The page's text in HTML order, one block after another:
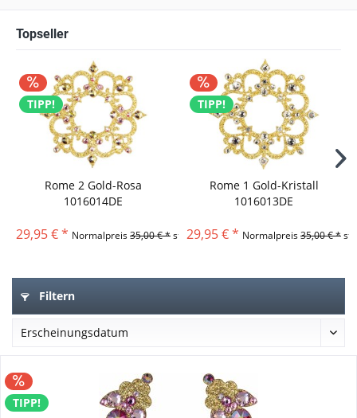
Topseller
TIPP!
Rome 2 Gold-Rosa
1016014DE
29,95 € * Normalpreis35,00 € *statt
TIPP!
Rome 1 Gold-Kristall
1016013DE
29,95 € * Normalpreis35,00 € *
Filtern
TIPP!